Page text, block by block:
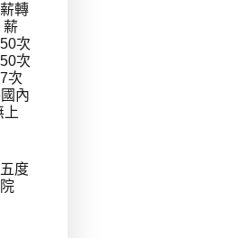
轉
薪
次
次
次
內
上
度